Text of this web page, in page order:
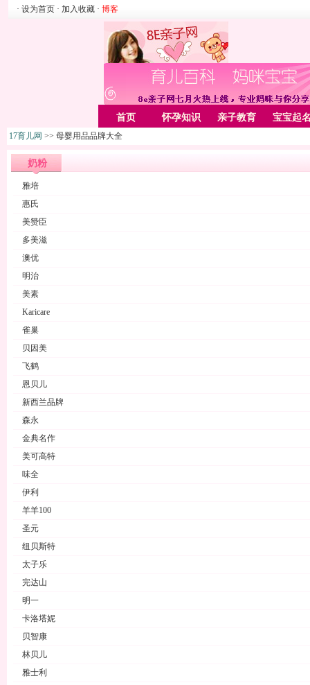
· 设为首页 · 加入收藏 · 博客
首页 怀孕知识 亲子教育 宝宝起
家居
17育儿网 >> 母婴用品品牌大全
奶粉
雅培
惠氏
美赞臣
多美滋
澳优
明治
美素
Karicare
雀巢
贝因美
飞鹤
恩贝儿
新西兰品牌
森永
金典名作
美可高特
味全
伊利
羊羊100
圣元
纽贝斯特
太子乐
完达山
明一
卡洛塔妮
贝智康
林贝儿
雅士利